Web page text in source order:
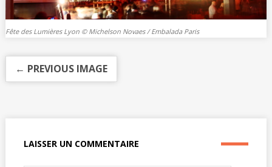
Fête des Lumières Lyon © Michelson Novaes / Embalada Paris
← PREVIOUS IMAGE
LAISSER UN COMMENTAIRE